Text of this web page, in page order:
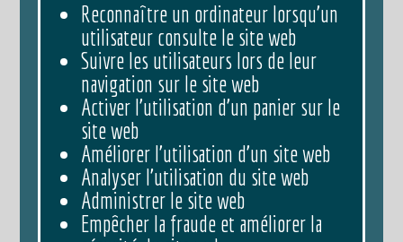
Reconnaître un ordinateur lorsqu’un
utilisateur consulte le site web
Suivre les utilisateurs lors de leur
navigation sur le site web
Activer l’utilisation d’un panier sur le
site web
Améliorer l’utilisation d’un site web
Analyser l’utilisation du site web
Administrer le site web
Empêcher la fraude et améliorer la